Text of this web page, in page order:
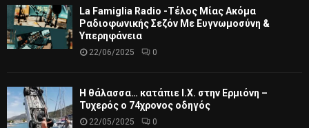
La Famiglia Radio -Τέλος Μίας Ακόμα
Ραδιοφωνικής Σεζόν Με Ευγνωμοσύνη &
Υπερηφάνεια
22/06/2025 0
Η θάλασσα… κατάπιε Ι.Χ. στην Ερμιόνη –
Τυχερός ο 74χρονος οδηγός
22/05/2025 0